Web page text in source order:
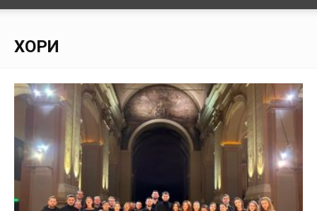
ХОРИ